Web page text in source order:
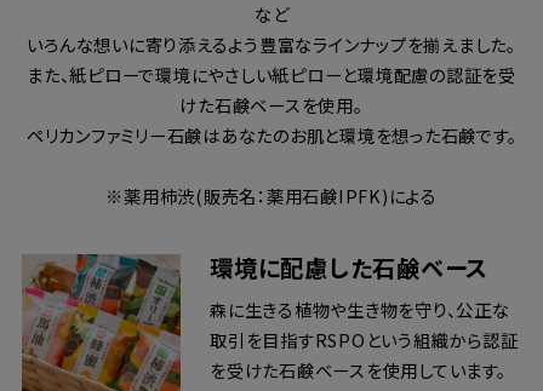
など
いろんな想いに寄り添えるよう豊富なラインナップを揃えました。
また、紙ピローで環境にやさしい紙ピローと環境配慮の認証を受
けた石鹸ベースを使用。
ペリカンファミリー石鹸はあなたのお肌と環境を想った石鹸です。
※薬用柿渋(販売名：薬用石鹸IPFK)による
環境に配慮した石鹸ベース
森に生きる植物や生き物を守り、公正な
取引を目指すRSPOという組織から認証
を受けた石鹸ベースを使用しています。